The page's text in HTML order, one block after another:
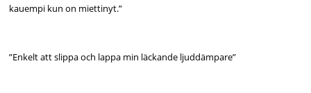
kauempi kun on miettinyt.”
”Enkelt att slippa och lappa min läckande ljuddämpare”